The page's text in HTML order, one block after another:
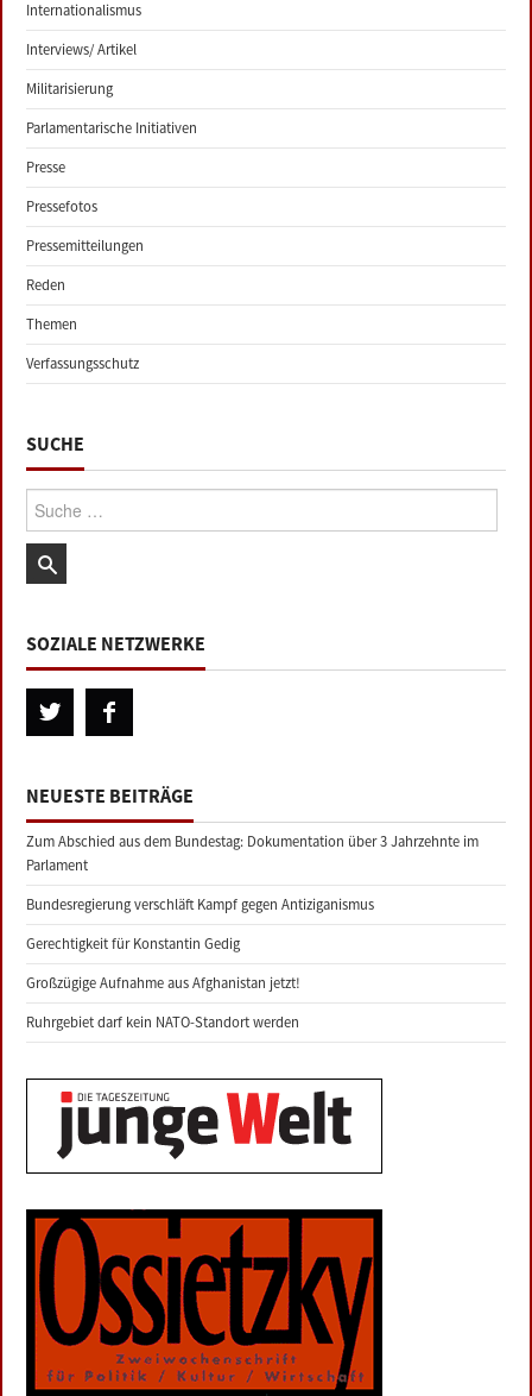
Internationalismus
Interviews/ Artikel
Militarisierung
Parlamentarische Initiativen
Presse
Pressefotos
Pressemitteilungen
Reden
Themen
Verfassungsschutz
SUCHE
Suche:
SOZIALE NETZWERKE
NEUESTE BEITRÄGE
Zum Abschied aus dem Bundestag: Dokumentation über 3 Jahrzehnte im
Parlament
Bundesregierung verschläft Kampf gegen Antiziganismus
Gerechtigkeit für Konstantin Gedig
Großzügige Aufnahme aus Afghanistan jetzt!
Ruhrgebiet darf kein NATO-Standort werden